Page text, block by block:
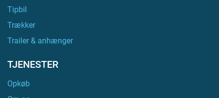
Tipbil
Trækker
Trailer & anhænger
TJENESTER
Opkøb